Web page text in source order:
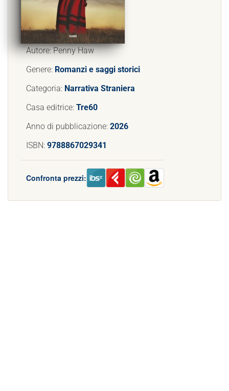
Autore: Penny Haw
Genere: Romanzi e saggi storici
Categoria: Narrativa Straniera
Casa editrice: Tre60
Anno di pubblicazione: 2026
ISBN: 9788867029341
Confronta prezzi: